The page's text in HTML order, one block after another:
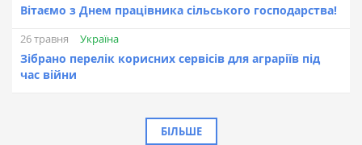
Вітаємо з Днем працівника сільського господарства!
26 травня Україна
Зібрано перелік корисних сервісів для аграріїв під
час війни
БІЛЬШЕ